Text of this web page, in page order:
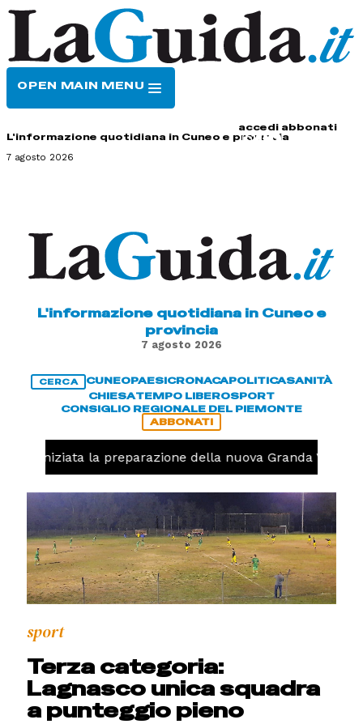
OPEN MAIN MENU
accedi abbonati
L'informazione quotidiana in Cuneo e provincia
7 agosto 2026
L'informazione quotidiana in Cuneo e
provincia
7 agosto 2026
CERCA CUNEOPAESICRONACAPOLITICASANITÀ
CHIESATEMPO LIBEROSPORT
CONSIGLIO REGIONALE DEL PIEMONTE
ABBONATI
iniziata la preparazione della nuova Granda Volley
sport
Terza categoria:
Lagnasco unica squadra
a punteggio pieno